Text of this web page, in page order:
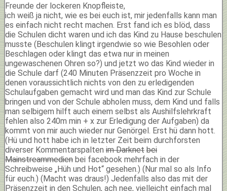
Freunde der lockeren Knopfleiste,
ich weiß ja nicht, wie es bei euch ist, mir jedenfalls kann man
es einfach nicht recht machen. Erst fand ich es blöd, dass
die Schulen dicht waren und ich das Kind zu Hause beschulen
musste (Beschulen klingt irgendwie so wie Besohlen oder
Beschlagen oder klingt das etwa nur in meinen
ungewaschenen Ohren so?) und jetzt wo das Kind wieder in
die Schule darf (240 Minuten Präsenzzeit pro Woche in
denen voraussichtlich nichts von den zu erledigenden
Schulaufgaben gemacht wird und man das Kind zur Schule
bringen und von der Schule abholen muss, dem Kind und falls
man selbigem hilft auch einem selbst als Aushilfslehrkraft
fehlen also 240m min + x zur Erledigung der Aufgaben) da
kommt von mir auch wieder nur Genörgel. Erst hü dann hott.
(Hü und hott habe ich in letzter Zeit beim durchforsten
diverser Kommentarspalten im Darknet bei
Mainstreammedien bei facebook mehrfach in der
Schreibweise „Hüh und Hot“ gesehen.) (Nur mal so als Info
für euch.) (Macht was draus!) Jedenfalls also das mit der
Präsenzzeit in den Schulen, ach nee, vielleicht einfach mal